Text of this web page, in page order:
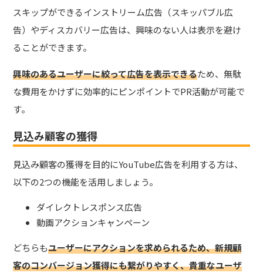
スキップができるインストリーム広告（スキッパブル広
告）やディスカバリー広告は、興味のない人は表示を避け
ることができます。
興味のあるユーザーに絞って広告を表示できるため、無駄
な費用をかけずに効率的にピンポイントでPR活動が可能で
す。
見込み顧客の獲得
見込み顧客の獲得を目的にYouTube広告を利用する方は、
以下の2つの機能を活用しましょう。
ダイレクトレスポンス広告
動画アクションキャンペーン
どちらもユーザーにアクションを求められるため、新規顧
客のコンバージョン獲得にも繋がりやすく、貴重なユーザ